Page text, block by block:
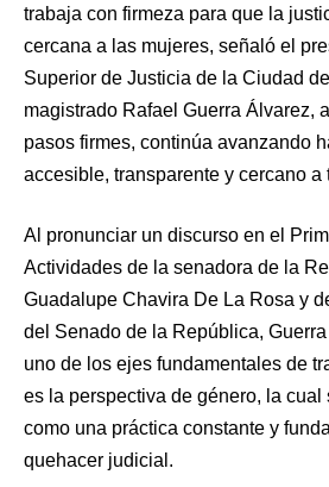
trabaja con firmeza para que la
cercana a las mujeres, señaló el
Superior de Justicia de la Ciudad
magistrado Rafael Guerra Álvarez,
pasos firmes, continúa avanzando
accesible, transparente y cercano a
Al pronunciar un discurso en el
Actividades de la senadora de la
Guadalupe Chavira De La Rosa y
del Senado de la República,
uno de los ejes fundamentales de
es la perspectiva de género, la
como una práctica constante y
quehacer judicial.